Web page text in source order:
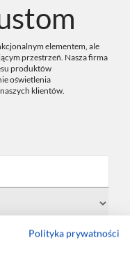
elementem, ale
przestrzeń. Nasza firma
produktów
oświetlenia
klientów.
Polityka prywatności